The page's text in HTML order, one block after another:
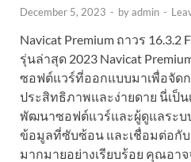
December 5, 2023 - byadmin -
Navicat Premium ถาวร 16.3.2
รุ่นล่าสุด 2023 Navicat
ซอฟต์แวร์ที่ออกแบบมาเพื่อจัด
ประสิทธิภาพและง่ายดาย นี่เป็
พัฒนาซอฟต์แวร์และผู้ดูแลระบ
ข้อมูลที่ซับซ้อน และเชื่อมต่อกั
มากมายอย่างเรียบร้อย คุณอา